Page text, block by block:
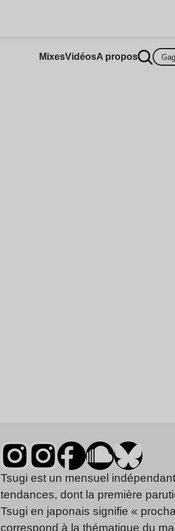
MixesVidéosA propos
Tsugi est un mensuel
tendances, dont la première
Tsugi en japonais signifie «
correspond à la thématique du